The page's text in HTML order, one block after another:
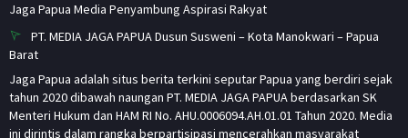
Jaga Papua Media Penyambung Aspirasi Rakyat
PT. MEDIA JAGA PAPUA Dusun Susweni – Kota Manokwari – Papua
Barat
Jaga Papua adalah situs berita terkini seputar Papua yang berdiri sejak
tahun 2020 dibawah naungan PT. MEDIA JAGA PAPUA berdasarkan SK
Menteri Hukum dan HAM RI No. AHU.0006094.AH.01.01 Tahun 2020. Media
ini dirintis dalam rangka berpartisipasi mencerahkan masyarakat